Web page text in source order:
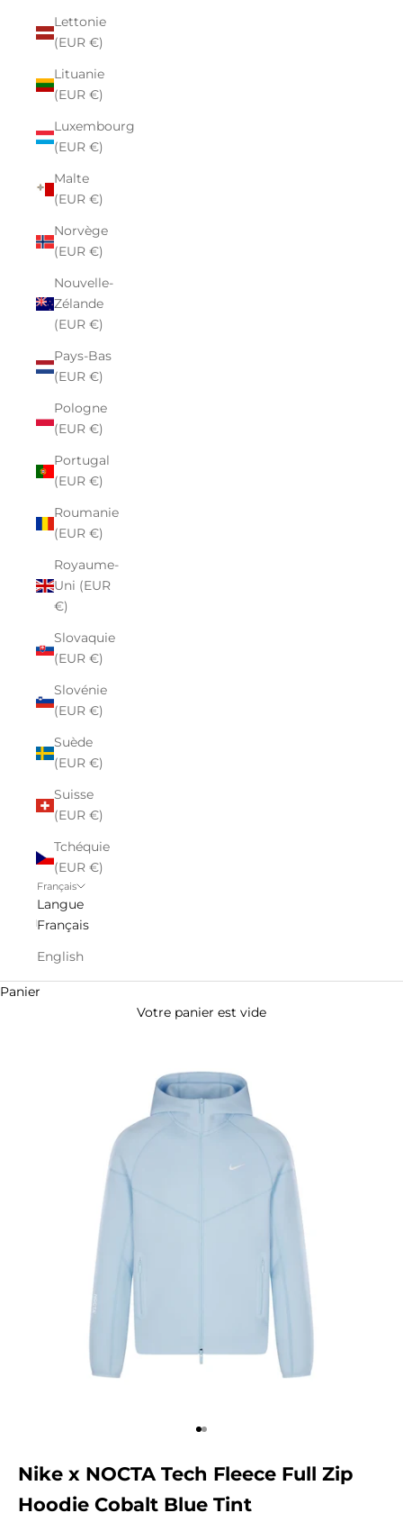
Lettonie
(EUR €)
Lituanie
(EUR €)
Luxembourg
(EUR €)
Malte
(EUR €)
Norvège
(EUR €)
Nouvelle-
Zélande
(EUR €)
Pays-Bas
(EUR €)
Pologne
(EUR €)
Portugal
(EUR €)
Roumanie
(EUR €)
Royaume-
Uni (EUR
€)
Slovaquie
(EUR €)
Slovénie
(EUR €)
Suède
(EUR €)
Suisse
(EUR €)
Tchéquie
(EUR €)
Français
Langue
Français
English
Panier
Votre panier est vide
Aller à l'élément 1
Aller à l'élément 2
Nike x NOCTA Tech Fleece Full Zip
Hoodie Cobalt Blue Tint